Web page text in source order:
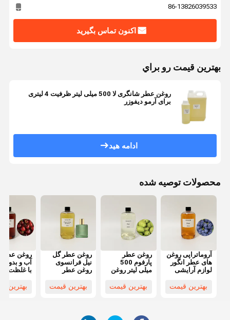
86-13826039533
اکنون تماس بگیرید
بهترين قيمت رو براي
روغن عطر شانگری لا 500 میلی لیتر ظرفیت 4 لیتری
برای آرمو دیفوزر
ادامه هید
محصولات توصیه شده
آروماتراپی روغن
های عطر انگور
لوازم آرایشی
عطر روغن
ضروری
بهترین قیمت
روغن عطر
پارفوم 500
میلی لیتر روغن
بهترین قیمت
روغن عطر گل
نیل فرانسوی
روغن عطر
برای شمع
بهترین قیمت
روغن عطر
آب و بدون
با غلظت
لوازم
بهترین